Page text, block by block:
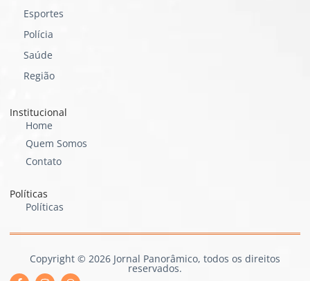
Esportes
Polícia
Saúde
Região
Institucional
Home
Quem Somos
Contato
Políticas
Políticas
Copyright © 2026 Jornal Panorâmico, todos os direitos
reservados.